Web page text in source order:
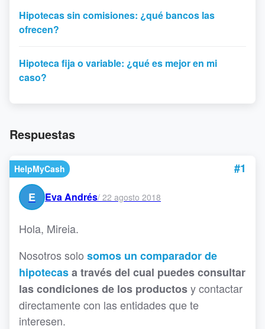
Hipotecas sin comisiones: ¿qué bancos las
ofrecen?
Hipoteca fija o variable: ¿qué es mejor en mi
caso?
Respuestas
HelpMyCash
#1
E
Eva Andrés/ 22 agosto 2018
Hola, Mireia.
Nosotros solo somos un comparador de
hipotecasa través del cual puedes consultar
las condiciones de los productosy contactar
directamente con las entidades que te
interesen.